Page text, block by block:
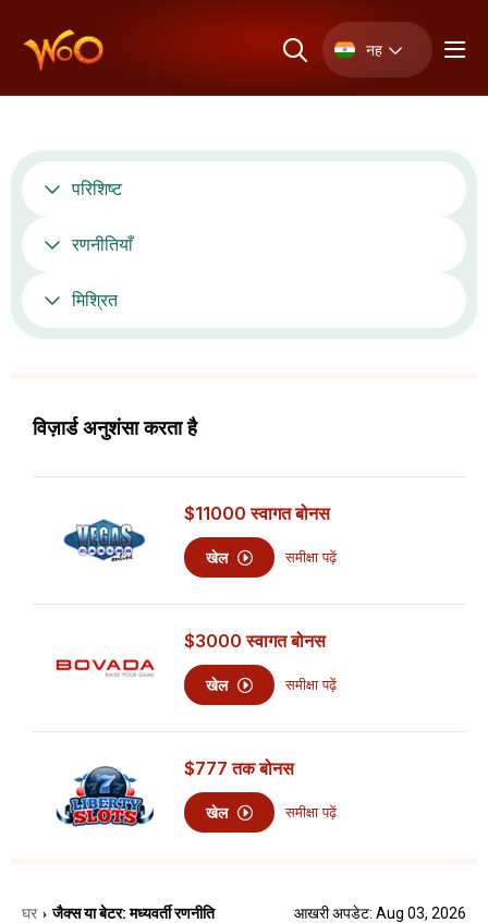
नह
परिशिष्ट
रणनीतियाँ
मिश्रित
विज़ार्ड अनुशंसा करता है
$11000 स्वागत बोनस
खेल समीक्षा पढ़ें
$3000 स्वागत बोनस
खेल समीक्षा पढ़ें
$777 तक बोनस
खेल समीक्षा पढ़ें
घर › जैक्स या बेटर: मध्यवर्ती रणनीति आखरी अपडेट: Aug 03, 2026